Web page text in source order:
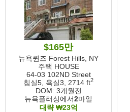
$165만
뉴욕퀸즈 Forest Hills, NY
주택 HOUSE
64-03 102ND Street
침실5, 욕실3, 2714 ft2
DOM: 3개월전
뉴욕플러싱에서2마일
대략 ₩23억